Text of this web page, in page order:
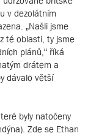
v dezolátním
„Našli jsme
té oblasti, ty jsme
plánů,“ říká
drátem a
dávalo větší
byly natočeny
Zde se Ethan